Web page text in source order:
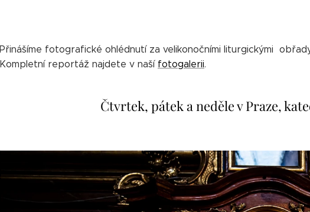
Přinášíme fotografické ohlédnutí za velikonočními liturgickými
Kompletní reportáž najdete v naší fotogalerii.
Čtvrtek, pátek a neděle v Praze,